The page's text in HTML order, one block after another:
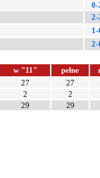
0-
2-
1-
2-
w "11" pełne
27
27
2
2
29 29